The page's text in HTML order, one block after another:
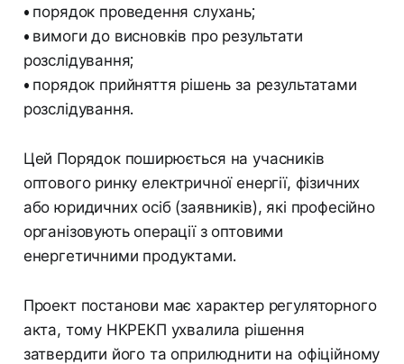
• порядок проведення слухань;
• вимоги до висновків про результати
розслідування;
• порядок прийняття рішень за результатами
розслідування.
Цей Порядок поширюється на учасників
оптового ринку електричної енергії, фізичних
або юридичних осіб (заявників), які професійно
організовують операції з оптовими
енергетичними продуктами.
Проект постанови має характер регуляторного
акта, тому НКРЕКП ухвалила рішення
затвердити його та оприлюднити на офіційному